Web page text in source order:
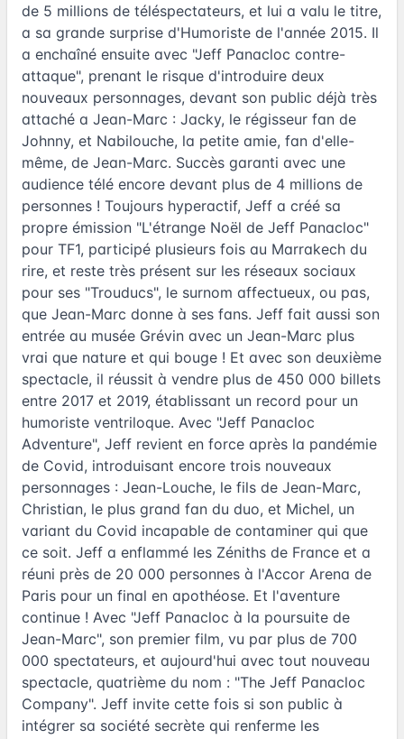
de 5 millions de téléspectateurs, et lui a valu le titre,
a sa grande surprise d'Humoriste de l'année 2015. Il
a enchaîné ensuite avec "Jeff Panacloc contre-
attaque", prenant le risque d'introduire deux
nouveaux personnages, devant son public déjà très
attaché a Jean-Marc : Jacky, le régisseur fan de
Johnny, et Nabilouche, la petite amie, fan d'elle-
même, de Jean-Marc. Succès garanti avec une
audience télé encore devant plus de 4 millions de
personnes ! Toujours hyperactif, Jeff a créé sa
propre émission "L'étrange Noël de Jeff Panacloc"
pour TF1, participé plusieurs fois au Marrakech du
rire, et reste très présent sur les réseaux sociaux
pour ses "Trouducs", le surnom affectueux, ou pas,
que Jean-Marc donne à ses fans. Jeff fait aussi son
entrée au musée Grévin avec un Jean-Marc plus
vrai que nature et qui bouge ! Et avec son deuxième
spectacle, il réussit à vendre plus de 450 000 billets
entre 2017 et 2019, établissant un record pour un
humoriste ventriloque. Avec "Jeff Panacloc
Adventure", Jeff revient en force après la pandémie
de Covid, introduisant encore trois nouveaux
personnages : Jean-Louche, le fils de Jean-Marc,
Christian, le plus grand fan du duo, et Michel, un
variant du Covid incapable de contaminer qui que
ce soit. Jeff a enflammé les Zéniths de France et a
réuni près de 20 000 personnes à l'Accor Arena de
Paris pour un final en apothéose. Et l'aventure
continue ! Avec "Jeff Panacloc à la poursuite de
Jean-Marc", son premier film, vu par plus de 700
000 spectateurs, et aujourd'hui avec tout nouveau
spectacle, quatrième du nom : "The Jeff Panacloc
Company". Jeff invite cette fois si son public à
intégrer sa société secrète qui renferme les